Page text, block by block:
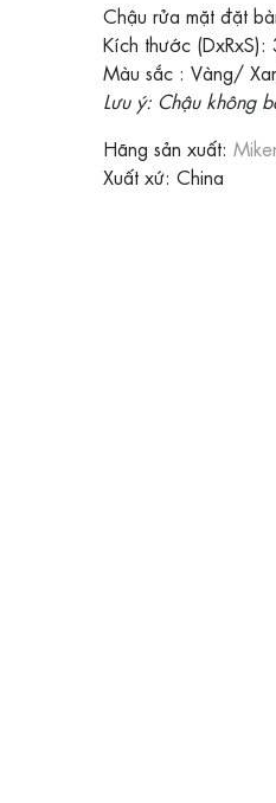
Chậu rửa mặt đặt
Kích thước
Màu sắc : Vàng/
Lưu ý: Chậu không
Hãng sản xuất:
Xuất xứ: China